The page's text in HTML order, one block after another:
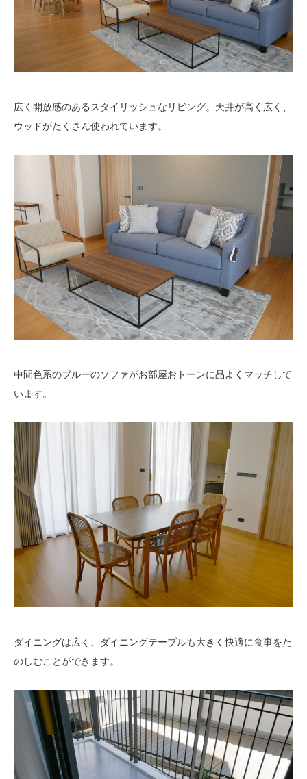
広く開放感のあるスタイリッシュなリビング。天井が高く広く、
ウッドがたくさん使われています。
中間色系のブルーのソファがお部屋おトーンに品よくマッチして
います。
ダイニングは広く、ダイニングテーブルも大きく快適に食事をた
のしむことができます。